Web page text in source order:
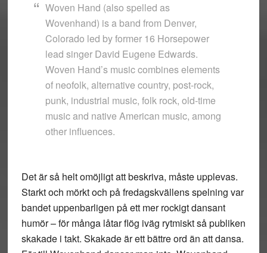
Woven Hand (also spelled as
Wovenhand) is a band from Denver,
Colorado led by former 16 Horsepower
lead singer David Eugene Edwards.
Woven Hand’s music combines elements
of neofolk, alternative country, post-rock,
punk, industrial music, folk rock, old-time
music and native American music, among
other influences.
Det är så helt omöjligt att beskriva, måste upplevas.
Starkt och mörkt och på fredagskvällens spelning var
bandet uppenbarligen på ett mer rockigt dansant
humör – för många låtar flög iväg rytmiskt så publiken
skakade i takt. Skakade är ett bättre ord än att dansa.